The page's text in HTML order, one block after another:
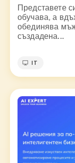
Представете
обучава, а
обединява
създадена...
IT